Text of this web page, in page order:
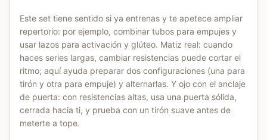
Este set tiene sentido si ya entrenas y te apetece ampliar
repertorio: por ejemplo, combinar tubos para empujes y
usar lazos para activación y glúteo. Matiz real: cuando
haces series largas, cambiar resistencias puede cortar el
ritmo; aquí ayuda preparar dos configuraciones (una para
tirón y otra para empuje) y alternarlas. Y ojo con el anclaje
de puerta: con resistencias altas, usa una puerta sólida,
cerrada hacia ti, y prueba con un tirón suave antes de
meterte a tope.